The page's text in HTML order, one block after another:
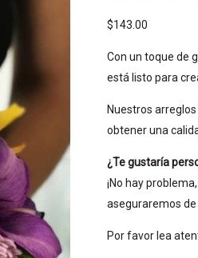
$143.00
Con un toque de
está listo para
Nuestros
obtener una
¿Te gustaría
¡No hay
aseguraremos
Por favor lea